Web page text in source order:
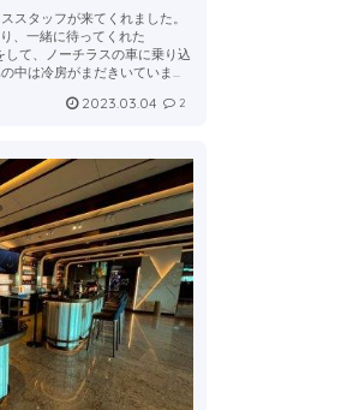
スタッフが来てくれました。
、一緒に待ってくれた
て、ノーチラスの車に乗り込
中は冷房がまだきいていま...
2023.03.04 2